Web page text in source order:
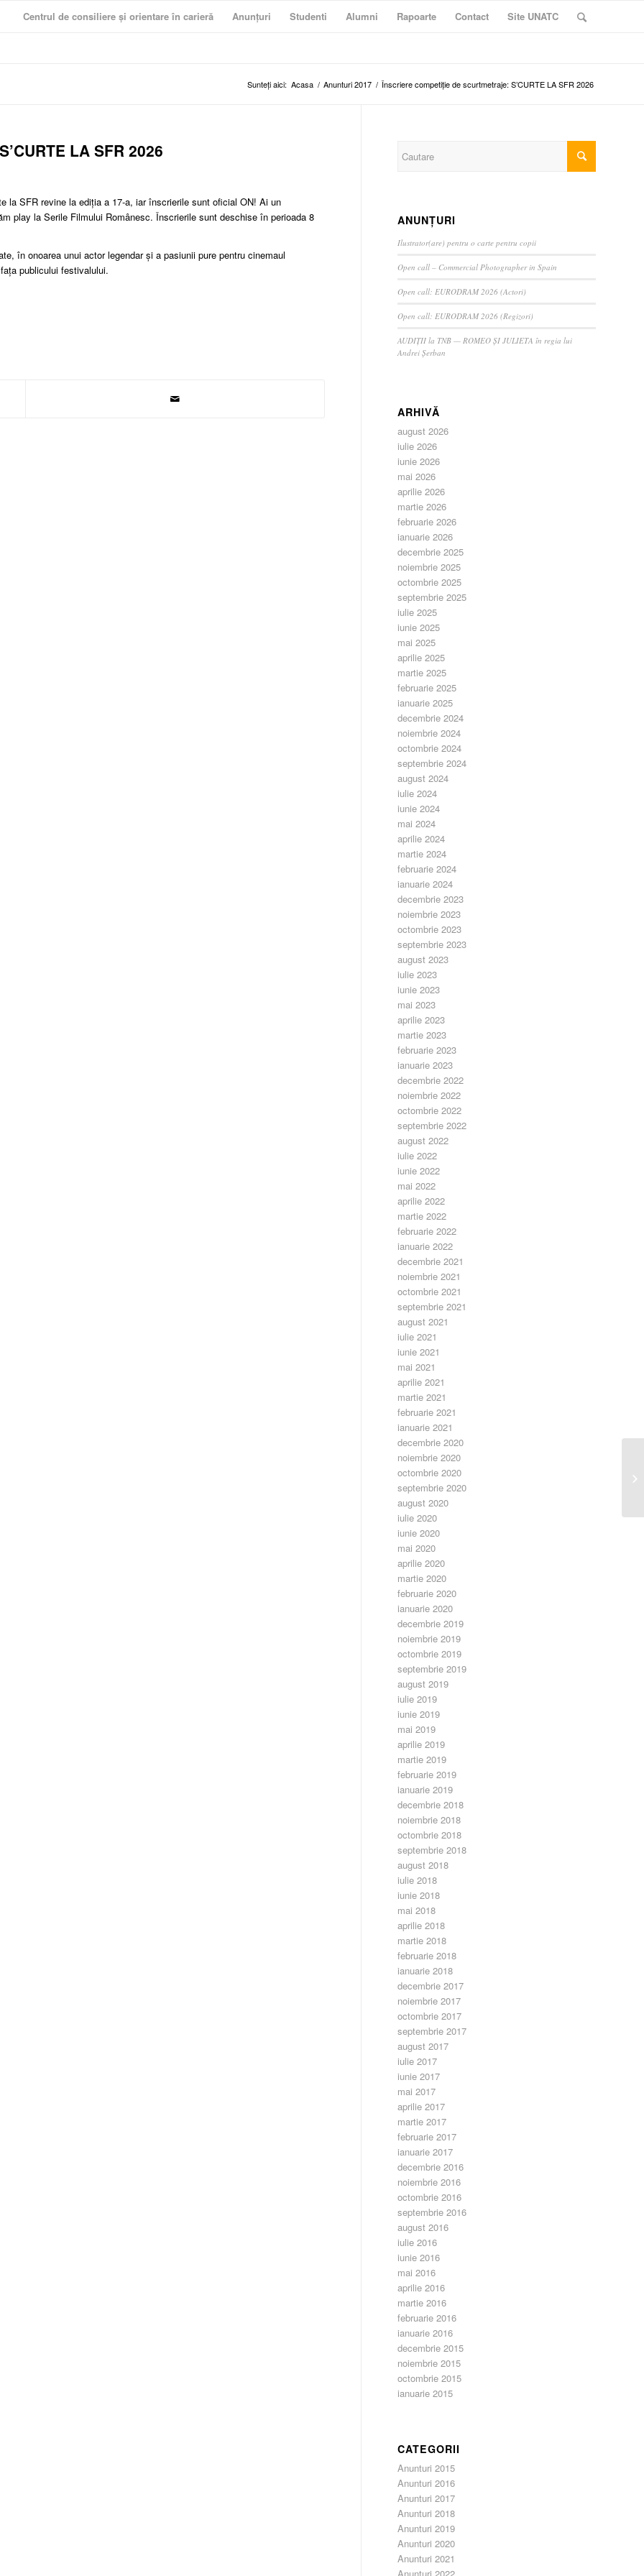
Centrul de consiliere și orientare în carieră Anunțuri Studenti Alumni Rapoarte Contact Site UNATC
Sunteți aici: Acasa / Anunturi 2017 / Înscriere competiție de scurtmetraje: S’CURTE LA SFR 2026
LA SFR 2026
la SFR revine la ediția a 17-a, iar înscrierile sunt oficial ON! Ai un
play la Serile Filmului Românesc. Înscrierile sunt deschise în perioada 8
în onoarea unui actor legendar și a pasiunii pure pentru cinemaul
publicului festivalului.
ANUNȚURI
Ilustrator(are) pentru o carte pentru copii
Open call – Commercial Photographer in Spain
Open call: EURODRAM 2026 (Actori)
Open call: EURODRAM 2026 (Regizori)
AUDIȚII la TNB — ROMEO ȘI JULIETA în regia lui
Andrei Șerban
ARHIVĂ
august 2026
iulie 2026
iunie 2026
mai 2026
aprilie 2026
martie 2026
februarie 2026
ianuarie 2026
decembrie 2025
noiembrie 2025
octombrie 2025
septembrie 2025
iulie 2025
iunie 2025
mai 2025
aprilie 2025
martie 2025
februarie 2025
ianuarie 2025
decembrie 2024
noiembrie 2024
octombrie 2024
septembrie 2024
august 2024
iulie 2024
iunie 2024
mai 2024
aprilie 2024
martie 2024
februarie 2024
ianuarie 2024
decembrie 2023
noiembrie 2023
octombrie 2023
septembrie 2023
august 2023
iulie 2023
iunie 2023
mai 2023
aprilie 2023
martie 2023
februarie 2023
ianuarie 2023
decembrie 2022
noiembrie 2022
octombrie 2022
septembrie 2022
august 2022
iulie 2022
iunie 2022
mai 2022
aprilie 2022
martie 2022
februarie 2022
ianuarie 2022
decembrie 2021
noiembrie 2021
octombrie 2021
septembrie 2021
august 2021
iulie 2021
iunie 2021
mai 2021
aprilie 2021
martie 2021
februarie 2021
ianuarie 2021
decembrie 2020
noiembrie 2020
octombrie 2020
septembrie 2020
august 2020
iulie 2020
iunie 2020
mai 2020
aprilie 2020
martie 2020
februarie 2020
ianuarie 2020
decembrie 2019
noiembrie 2019
octombrie 2019
septembrie 2019
august 2019
iulie 2019
iunie 2019
mai 2019
aprilie 2019
martie 2019
februarie 2019
ianuarie 2019
decembrie 2018
noiembrie 2018
octombrie 2018
septembrie 2018
august 2018
iulie 2018
iunie 2018
mai 2018
aprilie 2018
martie 2018
februarie 2018
ianuarie 2018
decembrie 2017
noiembrie 2017
octombrie 2017
septembrie 2017
august 2017
iulie 2017
iunie 2017
mai 2017
aprilie 2017
martie 2017
februarie 2017
ianuarie 2017
decembrie 2016
noiembrie 2016
octombrie 2016
septembrie 2016
august 2016
iulie 2016
iunie 2016
mai 2016
aprilie 2016
martie 2016
februarie 2016
ianuarie 2016
decembrie 2015
noiembrie 2015
octombrie 2015
ianuarie 2015
CATEGORII
Anunturi 2015
Anunturi 2016
Anunturi 2017
Anunturi 2018
Anunturi 2019
Anunturi 2020
Anunturi 2021